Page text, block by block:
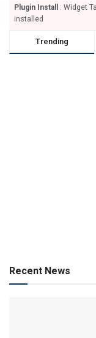
Plugin Install
: Widget
installed
Trending
Recent News